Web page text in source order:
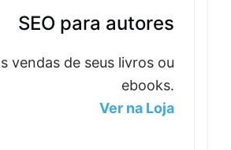
SEO para autores
vendas de seus livros ou
ebooks.
Ver na Loja